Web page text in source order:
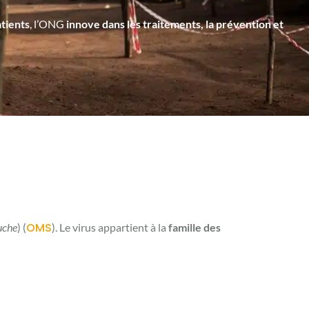
, l’ONG innove dans les traitements, la prévention et
) (OMS). Le virus appartient à la famille des